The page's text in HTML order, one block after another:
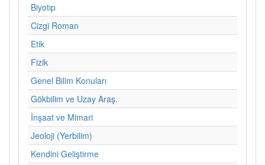
Biyotıp
Cizgi Roman
Etik
Fizik
Genel Bilim Konuları
Gökbilim ve Uzay Araş.
İnşaat ve Mimari
Jeoloji (Yerbilim)
Kendini Geliştirme